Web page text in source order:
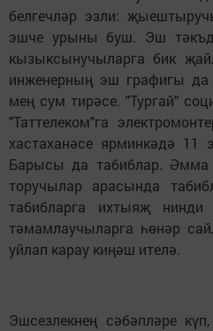
белгечләр эзли:
эшче урыны буш. Эш
кызыксынучыларга бик
инженерның эш графигы да
мең сум тирәсе. "Тургай"
"Таттелеком"га
хастаханәсе ярминкәдә
Барысы да табиблар. Әмма
торучылар арасында
табибларга ихтыяҗ
тәмамлаучыларга һөнәр
уйлап карау киңәш ителә.
Эшсезлекнең сәбәпләре